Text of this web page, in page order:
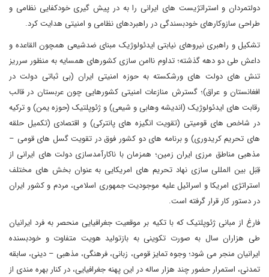
دولتمردان و استراتژیست های ایرانی را به در پیش گیری خودکفایی نظامی و
طراحی سازوکارهای خودبسندگی در راهبردهای نظامی و امنیتی هدایت کرد.
تشکیل و راهبری نیروهای نیابتی ایدئولوژیک مبنای ضدشیعی همچون القاعده و
داعش طی دو دهه گذشته؛ تداوم ناامن سازی کشورهای همسایه به منظور سرریز
تنش های دولت های ورشکسته به حوزه امنیتی ایران (بی ثباتی دولت در
افغانستان و عراق)؛ گسترش منازعات امنیتی کشورهایی چون عربستان در قالب
رقابت های ایدئولوژیک (اندیشه وهابی و شیعی) و ژئوپلتیک (حوزه یمن) و ترکیه
در شاخص های قومیتی (تقویت انگیزه های پانترکی) و اقتصادی (تکمیل حلقه
های تحریم کریدوری) و برنامه های دو کشور فوق در تقویت گسل های قومی –
مذهبی مناطق مرزی ایران زمین؛ همزمان با ناکارآمدسازی دولت های ایرانی از
قِبَل بین المللی سازی نهاد تحریم های امریکایی به عنوان بخش های مختلف
استراتژی امریکا و اسرائیل علیه موجودیت جمهوری اسلامی، مردم و کشور ایران
در دستور کار قرار گرفته است.
فارغ از مبانی ژئوپلتیک که با تکیه بر موقعیت جغرافیایی منحصر به فرد ایرانیان
طی هزاران سال به صورت تکوینی به بازتولید هویت متفاوت و خودبسنده
ایرانیان منجر می شود؛ وجوه تمایز قومی، زبانی، فرهنگی، مذهبی – دینی، سابقه
تمدنی، استمرار حضور چند هزار ساله در این پهنه جغرافیایی، در کنار بهره مندی از